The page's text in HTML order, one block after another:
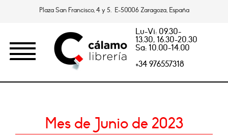
Plaza San Francisco, 4 y 5. E-50006 Zaragoza, España
Lu-Vi: 09.30-
13.30, 16.30-20.30
Sa: 10.00-14.00
+34 976557318
Mes de Junio de 2023